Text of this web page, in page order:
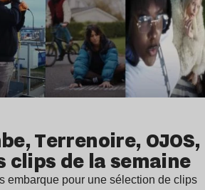
Terrenoire, OJOS,
clips de la semaine
embarque pour une sélection de clips